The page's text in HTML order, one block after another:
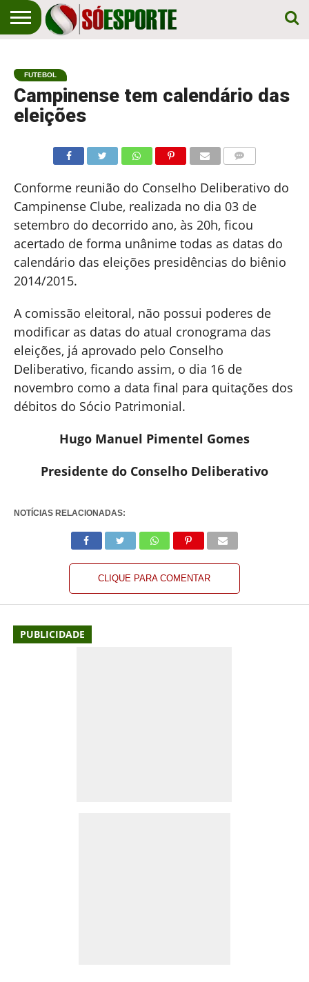
EM
PRIMEIRO
ESPORTE
FUTEBOL
Campinense tem calendário das
eleições
Conforme reunião do Conselho Deliberativo do
Campinense Clube, realizada no dia 03 de
setembro do decorrido ano, às 20h, ficou
acertado de forma unânime todas as datas do
calendário das eleições presidências do biênio
2014/2015.
A comissão eleitoral, não possui poderes de
modificar as datas do atual cronograma das
eleições, já aprovado pelo Conselho
Deliberativo, ficando assim, o dia 16 de
novembro como a data final para quitações dos
débitos do Sócio Patrimonial.
Hugo Manuel Pimentel Gomes
Presidente do Conselho Deliberativo
NOTÍCIAS RELACIONADAS:
CLIQUE PARA COMENTAR
PUBLICIDADE